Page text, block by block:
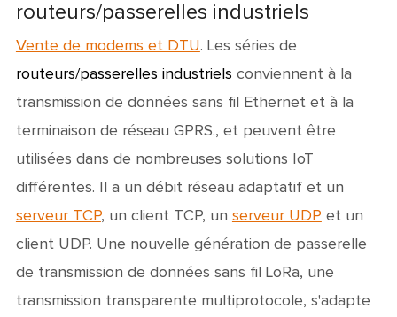
routeurs/passerelles industriels
Vente de modems et DTU. Les séries de
routeurs/passerelles industriel s conviennent à la
transmission de données sans fil Ethernet et à la
terminaison de réseau GPRS., et peuvent être
utilisées dans de nombreuses solutions IoT
différentes. Il a un débit réseau adaptatif et un
serveur TCP, un client TCP, un serveur UDP et un
client UDP. Une nouvelle génération de passerelle
de transmission de données sans fil LoRa, une
transmission transparente multiprotocole, s'adapte